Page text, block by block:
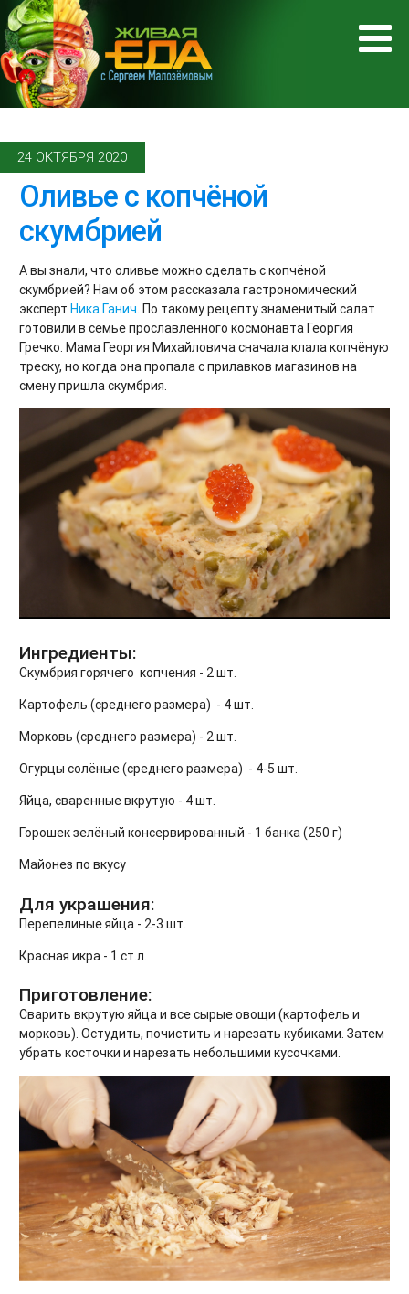
24 ОКТЯБРЯ 2020
Оливье с копчёной
скумбрией
А вы знали, что оливье можно сделать с копчёной
скумбрией? Нам об этом рассказала гастрономический
эксперт Ника Ганич. По такому рецепту знаменитый салат
готовили в семье прославленного космонавта Георгия
Гречко. Мама Георгия Михайловича сначала клала копчёную
треску, но когда она пропала с прилавков магазинов на
смену пришла скумбрия.
Ингредиенты:
Скумбрия горячего копчения - 2 шт.
Картофель (среднего размера) - 4 шт.
Морковь (среднего размера) - 2 шт.
Огурцы солёные (среднего размера) - 4-5 шт.
Яйца, сваренные вкрутую - 4 шт.
Горошек зелёный консервированный - 1 банка (250 г)
Майонез по вкусу
Для украшения:
Перепелиные яйца - 2-3 шт.
Красная икра - 1 ст.л.
Приготовление:
Сварить вкрутую яйца и все сырые овощи (картофель и
морковь). Остудить, почистить и нарезать кубиками. Затем
убрать косточки и нарезать небольшими кусочками.